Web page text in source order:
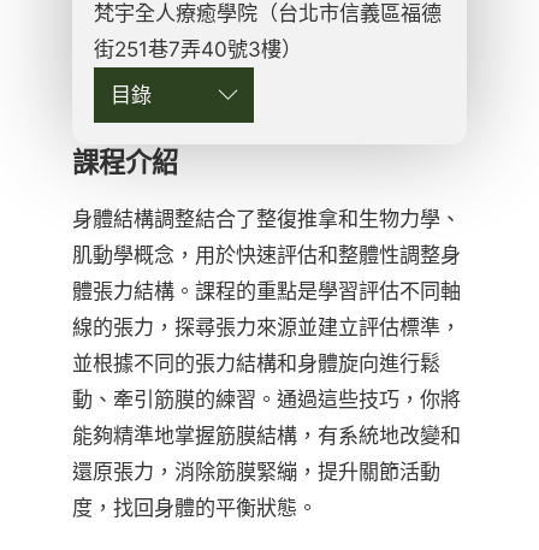
課程介紹
身體結構調整結合了整復推拿和生物力學、
肌動學概念，用於快速評估和整體性調整身
體張力結構。課程的重點是學習評估不同軸
線的張力，探尋張力來源並建立評估標準，
並根據不同的張力結構和身體旋向進行鬆
動、牽引筋膜的練習。通過這些技巧，你將
能夠精準地掌握筋膜結構，有系統地改變和
還原張力，消除筋膜緊繃，提升關節活動
度，找回身體的平衡狀態。
梵宇全人療癒學院（台北市信義區福德
街251巷7弄40號3樓）
目錄